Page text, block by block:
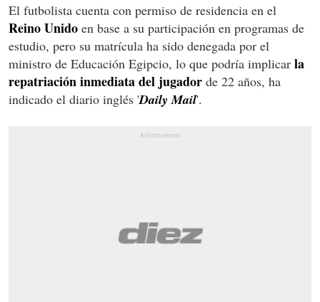
El futbolista cuenta con permiso de residencia en el
Reino Unido en base a su participación en programas de
estudio, pero su matrícula ha sido denegada por el
ministro de Educación Egipcio, lo que podría implicar la
repatriación inmediata del jugador de 22 años, ha
indicado el diario inglés 'Daily Mail'.